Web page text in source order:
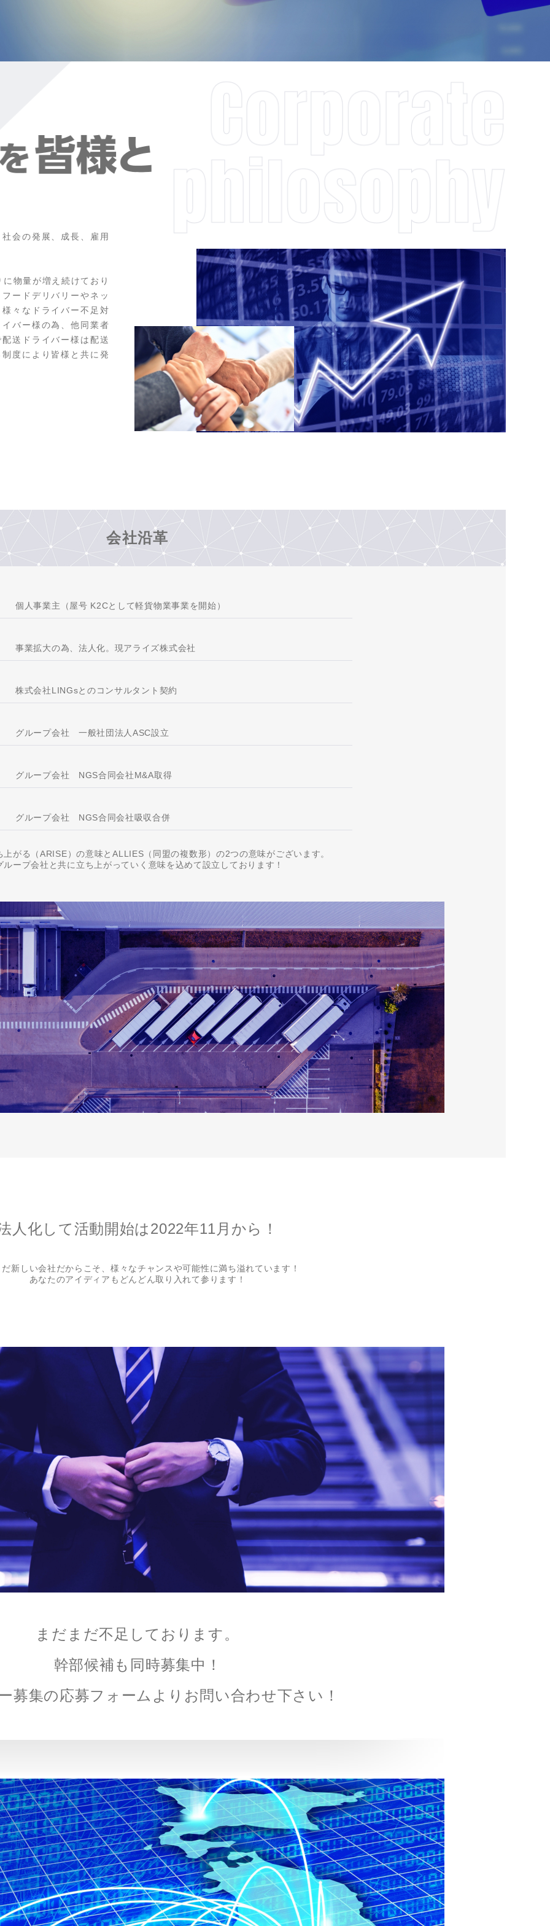
会の発展、成長、雇用
物量が増え続けており
ードデリバリーやネッ
々なドライバー不足対
バー様の為、他同業者
送ドライバー様は配送
度により皆様と共に発
会社沿革
個人事業主（屋号 K2Cとして軽貨物業事業を開始）
事業拡大の為、法人化。現アライズ株式会社
株式会社LINGsとのコンサルタント契約
グループ会社 一般社団法人ASC設立
グループ会社 NGS合同会社M&A取得
グループ会社 NGS合同会社吸収合併
がる（ARISE）の意味とALLIES（同盟の複数形）の2つの意味がございます。
ープ会社と共に立ち上がっていく意味を込めて設立しております！
人化して活動開始は2022年11月から！
新しい会社だからこそ、様々なチャンスや可能性に満ち溢れています！
あなたのアイディアもどんどん取り入れて参ります！
まだまだ不足しております。
幹部候補も同時募集中！
募集の応募フォームより お問い合わせ下さい！